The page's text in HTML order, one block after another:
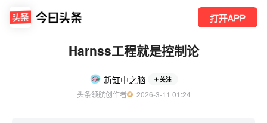
打开APP
Harnss工程就是控制论
新缸中之脑 关注
头条领航创作者
  2026-3-11 01:24